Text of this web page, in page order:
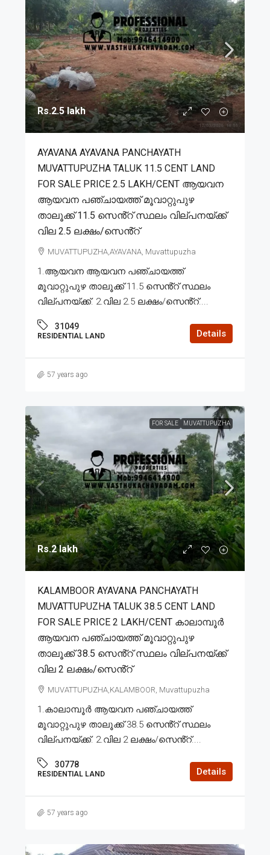
Rs.2.5 lakh
AYAVANA AYAVANA PANCHAYATH
MUVATTUPUZHA TALUK 11.5 CENT LAND
FOR SALE PRICE 2.5 LAKH/CENT ആയവന
ആയവന പഞ്ചായത്ത് മൂവാറ്റുപുഴ
താലൂക്ക് 11.5 സെൻ്റ് സ്ഥലം വില്പനയ്ക്ക്
വില 2.5 ലക്ഷം/സെൻ്റ്
MUVATTUPUZHA,AYAVANA, Muvattupuzha
1.ആയവന ആയവന പഞ്ചായത്ത്
മൂവാറ്റുപുഴ താലൂക്ക് 11.5 സെൻ്റ് സ്ഥലം
വില്പനയ്ക്ക്. 2.വില 2.5 ലക്ഷം/സെൻ്റ്....
31049
RESIDENTIAL LAND Details
57 years ago
FOR SALE MUVATTUPUZHA
Rs.2 lakh
KALAMBOOR AYAVANA PANCHAYATH
MUVATTUPUZHA TALUK 38.5 CENT LAND
FOR SALE PRICE 2 LAKH/CENT കാലാമ്പൂർ
ആയവന പഞ്ചായത്ത് മൂവാറ്റുപുഴ
താലൂക്ക് 38.5 സെൻ്റ് സ്ഥലം വില്പനയ്ക്ക്
വില 2 ലക്ഷം/സെൻ്റ്
MUVATTUPUZHA,KALAMBOOR, Muvattupuzha
1.കാലാമ്പൂർ ആയവന പഞ്ചായത്ത്
മൂവാറ്റുപുഴ താലൂക്ക് 38.5 സെൻ്റ് സ്ഥലം
വില്പനയ്ക്ക്. 2.വില 2 ലക്ഷം/സെൻ്റ്....
30778
RESIDENTIAL LAND Details
57 years ago